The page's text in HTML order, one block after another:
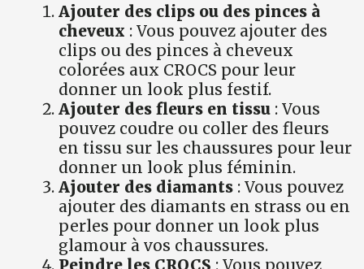
Ajouter des clips ou des pinces à
cheveux : Vous pouvez ajouter des
clips ou des pinces à cheveux
colorées aux CROCS pour leur
donner un look plus festif.
Ajouter des fleurs en tissu : Vous
pouvez coudre ou coller des fleurs
en tissu sur les chaussures pour leur
donner un look plus féminin.
Ajouter des diamants : Vous pouvez
ajouter des diamants en strass ou en
perles pour donner un look plus
glamour à vos chaussures.
Peindre les CROCS : Vous pouvez